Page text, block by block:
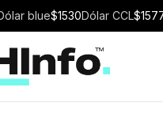
blue$1530Dólar CCL$